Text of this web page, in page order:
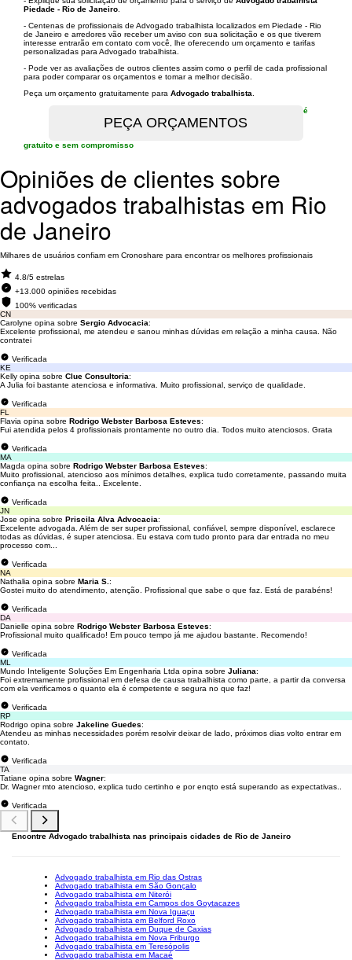
Piedade - Rio de Janeiro
- Centenas de profissionais de Advogado trabalhista localizados em Piedade - Rio
de Janeiro e arredores vão receber um aviso con sua solicitação e os que tiverem
interesse entrarão em contato com você, lhe oferecendo um orçamento e tarifas
personalizadas para Advogado trabalhista.
- Pode ver as avaliações de outros clientes assim como o perfil de cada profissional
para poder comparar os orçamentos e tomar a melhor decisão.
Peça um orçamento gratuitamente para Advogado trabalhista
é
gratuito e sem compromisso
Opiniões de clientes sobre
advogados trabalhistas em Rio
de Janeiro
Milhares de usuários confiam em Cronoshare para encontrar os melhores profissionais
4.8/5 estrelas
+13.000 opiniões recebidas
100% verificadas
CN
Carolyne opina sobre Sergio Advocacia:
Excelente profissional, me atendeu e sanou minhas dúvidas em relação a minha causa. Não
contratei
Verificada
KE
Kelly opina sobre Clue Consultoria:
A Julia foi bastante atenciosa e informativa. Muito profissional, serviço de qualidade.
Verificada
FL
Flavia opina sobre Rodrigo Webster Barbosa Esteves:
Fui atendida pelos 4 profissionais prontamente no outro dia. Todos muito atenciosos. Grata
Verificada
MA
Magda opina sobre Rodrigo Webster Barbosa Esteves:
Muito profissional, atencioso aos mínimos detalhes, explica tudo corretamente, passando muita
confiança na escolha feita.. Excelente.
Verificada
JN
Jose opina sobre Priscila Alva Advocacia:
Excelente advogada. Além de ser super profissional, confiável, sempre disponível, esclarece
todas as dúvidas, é super atenciosa. Eu estava com tudo pronto para dar entrada no meu
processo com...
Verificada
NA
Nathalia opina sobre Maria S. :
Gostei muito do atendimento, atenção. Profissional que sabe o que faz. Está de parabéns!
Verificada
DA
Danielle opina sobre Rodrigo Webster Barbosa Esteves:
Profissional muito qualificado! Em pouco tempo já me ajudou bastante. Recomendo!
Verificada
ML
Mundo Inteligente Soluções Em Engenharia Ltda opina sobre Juliana:
Foi extremamente profissional em defesa de causa trabalhista como parte, a partir da conversa
com ela verificamos o quanto ela é competente e segura no que faz!
Verificada
RP
Rodrigo opina sobre Jakeline Guedes:
Atendeu as minhas necessidades porém resolvir deixar de lado, próximos dias volto entrar em
contato.
Verificada
TA
Tatiane opina sobre Wagner:
Dr. Wagner mto atencioso, explica tudo certinho e por enqto está superando as expectativas..
Verificada
Encontre Advogado trabalhista nas principais cidades de Rio de Janeiro
Advogado trabalhista em Rio das Ostras
Advogado trabalhista em São Gonçalo
Advogado trabalhista em Niterói
Advogado trabalhista em Campos dos Goytacazes
Advogado trabalhista em Nova Iguaçu
Advogado trabalhista em Belford Roxo
Advogado trabalhista em Duque de Caxias
Advogado trabalhista em Nova Friburgo
Advogado trabalhista em Teresópolis
Advogado trabalhista em Macaé